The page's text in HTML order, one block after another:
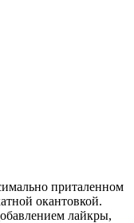
приталенном
окантовкой.
лайкры,